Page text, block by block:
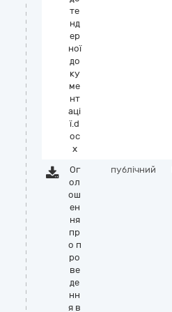
те
нд
ер
ної
до
ку
ме
нт
аці
ї.d
oc
x
Ог
ол
ош
ен
ня
пр
о п
ро
ве
де
нн
я в
публічний